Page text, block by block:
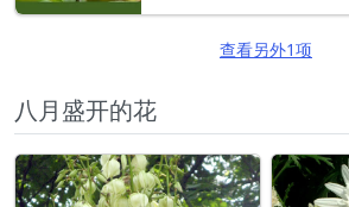
查看另外1项
八月盛开的花